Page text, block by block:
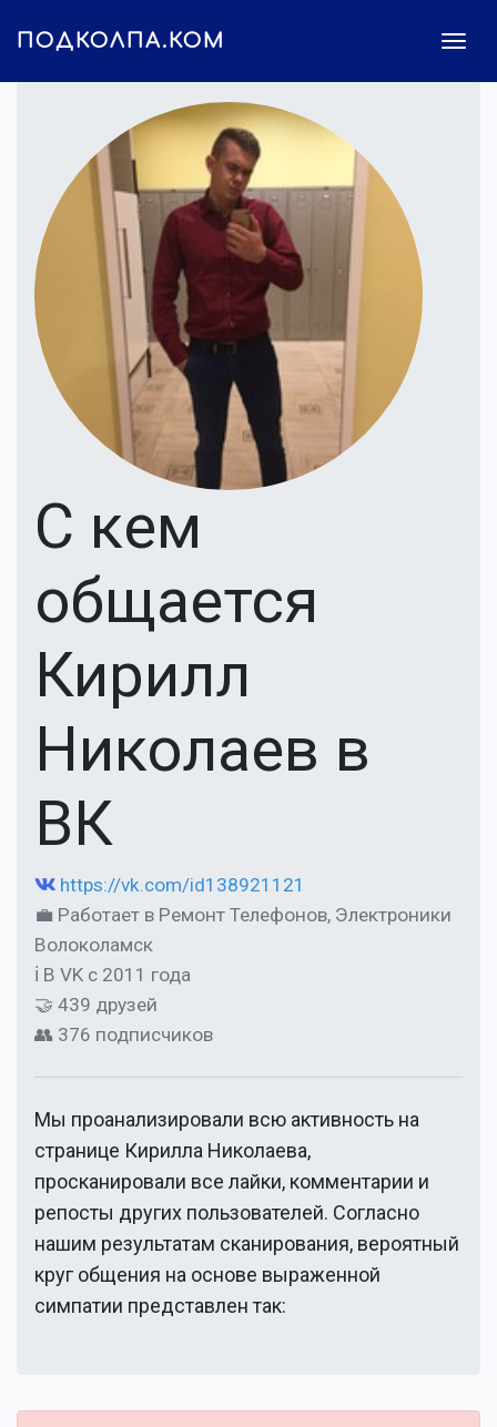
ПОДКОЛПА.КОМ
С кем
общается
Кирилл
Николаев в
ВК
https://vk.com/id138921121
💼 Работает в Ремонт Телефонов, Электроники
Волоколамск
ℹ В VK с 2011 года
🤝 439 друзей
👥 376 подписчиков
Мы проанализировали всю активность на
странице Кирилла Николаева,
просканировали все лайки, комментарии и
репосты других пользователей. Согласно
нашим результатам сканирования, вероятный
круг общения на основе выраженной
симпатии представлен так: